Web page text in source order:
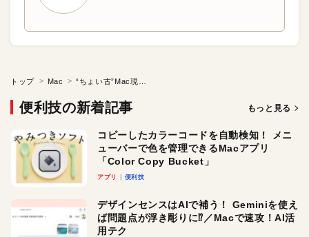
トップ Mac
便利技の新着記事 もっと見る
コピーしたカラーコードを自動検知！ メニ
ューバーで色を管理できるMacアプリ
「Color Copy Bucket」
アプリ 便利技
デザインセンスはAIで補う！ Geminiを使え
ば問題点が浮き彫りに⁉︎／Macで速攻！AI活
用テク